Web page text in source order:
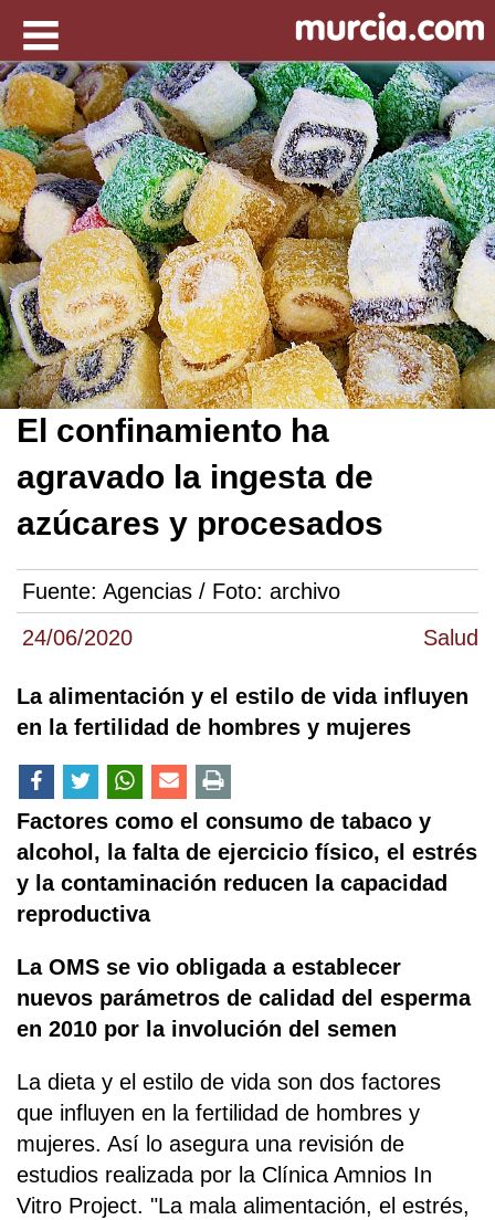
24/06/2020 Salud
El confinamiento ha
agravado la ingesta de
azúcares y procesados
Fuente: Agencias / Foto: archivo
La alimentación y el estilo de vida influyen
en la fertilidad de hombres y mujeres
Factores como el consumo de tabaco y
alcohol, la falta de ejercicio físico, el estrés
y la contaminación reducen la capacidad
reproductiva
La OMS se vio obligada a establecer
nuevos parámetros de calidad del esperma
en 2010 por la involución del semen
La dieta y el estilo de vida son dos factores
que influyen en la fertilidad de hombres y
mujeres. Así lo asegura una revisión de
estudios realizada por la Clínica Amnios In
Vitro Project. "La mala alimentación, el estrés,